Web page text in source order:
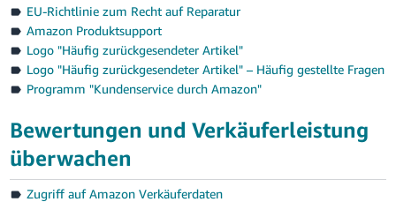
EU-Richtlinie zum Recht auf Reparatur
Amazon Produktsupport
Logo "Häufig zurückgesendeter Artikel"
Logo "Häufig zurückgesendeter Artikel" – Häufig gestellte Fragen
Programm "Kundenservice durch Amazon"
Bewertungen und Verkäuferleistung
überwachen
Zugriff auf Amazon Verkäuferdaten